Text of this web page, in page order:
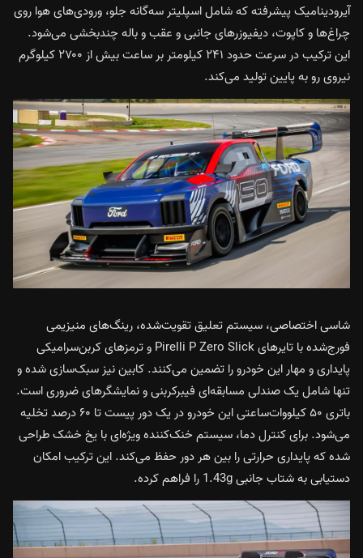
آیرودینامیک پیشرفته که شامل اسپلیتر سه‌گانه جلو، ورودی‌های هوا روی
چراغ‌ها و کاپوت، دیفیوزرهای جانبی و عقب و باله چندبخشی می‌شود.
این ترکیب در سرعت حدود ۲۴۱ کیلومتر بر ساعت بیش از ۲۷۰۰ کیلوگرم
نیروی رو به پایین تولید می‌کند.
شاسی اختصاصی، سیستم تعلیق تقویت‌شده، رینگ‌های منیزیمی
فورج‌شده با تایرهای Pirelli P Zero Slick و ترمزهای کربن‌سرامیکی
پایداری و مهار این خودرو را تضمین می‌کنند. کابین نیز سبک‌سازی شده و
تنها شامل یک صندلی مسابقه‌ای فیبرکربنی و نمایشگرهای ضروری است.
باتری ۵۰ کیلووات‌ساعتی این خودرو در یک دور پیست تا ۶۰ درصد تخلیه
می‌شود. برای کنترل دما، سیستم خنک‌کننده ویژه‌ای با یخ خشک طراحی
شده که پایداری حرارتی را بین هر دور حفظ می‌کند. این ترکیب امکان
دستیابی به شتاب جانبی 1.43g را فراهم کرده.